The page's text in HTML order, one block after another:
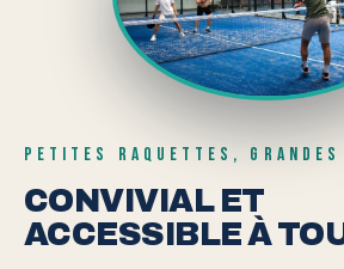
PETITES RAQUETTES, GRANDES
CONVIVIAL ET
ACCESSIBLE À